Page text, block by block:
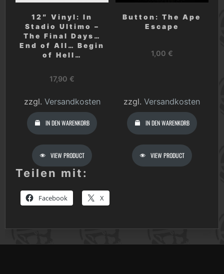
12″ Vinyl: In
Stadio Ultimo –
The Final Days…
End of All… Begin
of Hell…
17,90 €
zzgl. Versandkosten
IN DEN WARENKORB
VIEW PRODUCT
Button: The Ape
Escape
1,00 €
zzgl.Versandkosten
IN DEN WARENKORB
VIEW PRODUCT
Teilen mit:
Facebook X